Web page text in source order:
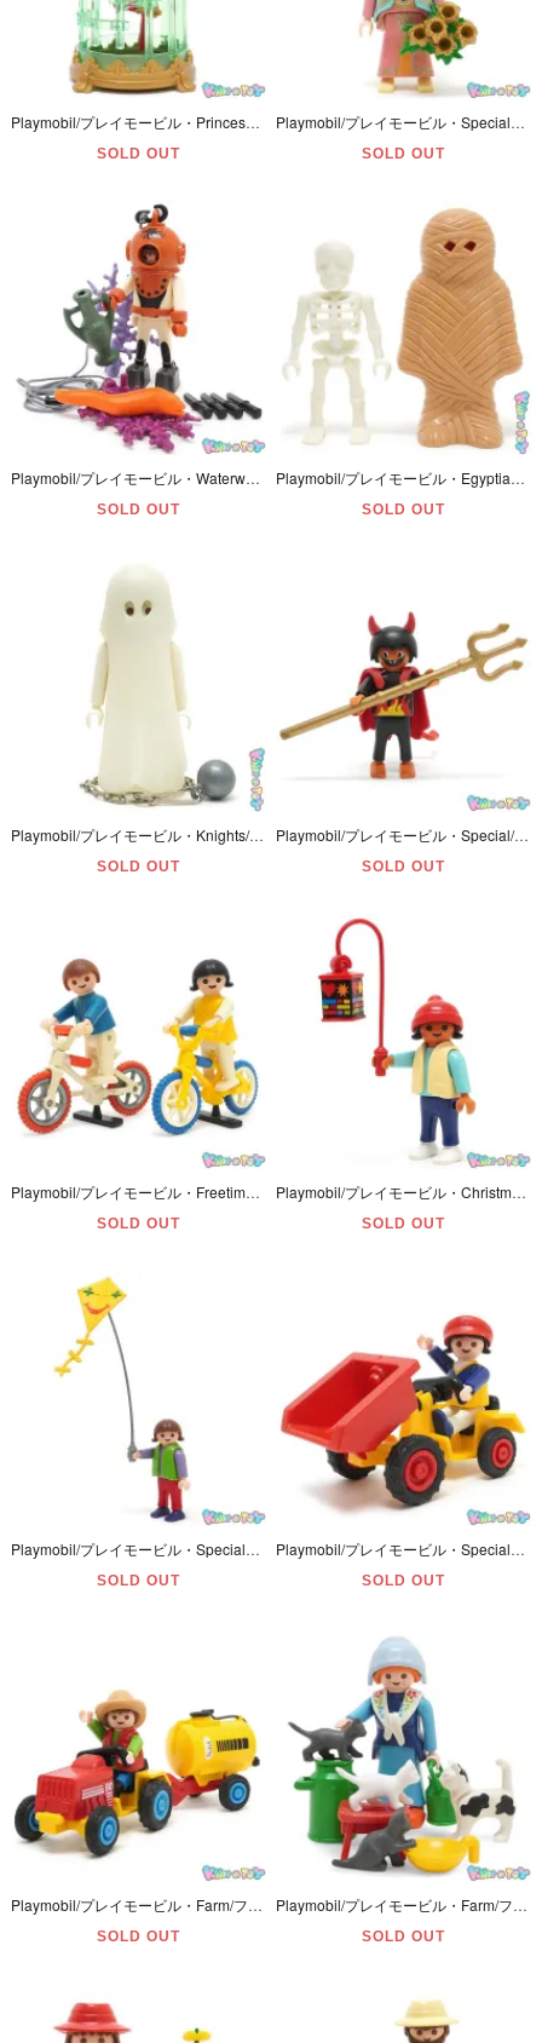
Playmobil/プレイモービル・Princess/プリンセス 「Royal Children with Parrot Cage/オウム＆ゲージのみ、他欠品(子供×2、マット)」 #3032
SOLD OUT
Playmobil/プレイモービル・Specialスペシャル・Magic/マジック 「Flower Maiden/フラワーメイデン/花の乙女」 ヤケ有・#4570
SOLD OUT
Playmobil/プレイモービル・Waterworld/ウォーターワールド 「Hard Hat Diver/ハードハットダイバー/潜水士」 #3949
SOLD OUT
Playmobil/プレイモービル・Egyptians/エジプシャンズ 「Skeleton Mummy/スケルトン・マミー/骸骨・ミイラ/木乃伊」 #7269
SOLD OUT
Playmobil/プレイモービル・Knights/ナイツ/ナイト 「Glow-In-The-Dark Ghost/グローインザダーク・ゴースト・蓄光・オバケ」 #3317
SOLD OUT
Playmobil/プレイモービル・Special/スペシャル・Halloween/ハロウィン 「Devil/デビル/悪魔・Little Devil/リトルデビル」 #4561
SOLD OUT
Playmobil/プレイモービル・Freetime/フリータイム 「BMX Bikes/ビーエムエックス・バイクス・Boy&Girl/ボーイ＆ガール・自転車」 ヤケ有・#3300
SOLD OUT
Playmobil/プレイモービル・Christmas/クリスマス・Adventskalender/アドベントカレンダー・14&15日 「Girl/女の子・Lanterne/手持ちランタン」#3993
SOLD OUT
Playmobil/プレイモービル・Specialスペシャル・City Lifeシティーライフ 「Kite Flyer/カイトフライヤー」 犬(ダックスフンド)欠品・#4543
SOLD OUT
Playmobil/プレイモービル・Specialスペシャル・City Lifeシティーライフ「Child With Tipping Tractor/チャイルドウィズティッピングトラクター」#4600
SOLD OUT
Playmobil/プレイモービル・Farm/ファーム 「Child Tractor/チャイルドトラクター・子供とトラクター・Tank/タンク」 #3066
SOLD OUT
Playmobil/プレイモービル・Farm/ファーム 「Milkmaid&Cats/ミルクメイド＆キャッツ/乳搾りをする女性と猫たち」 座り白子猫1匹欠品・#3007
SOLD OUT